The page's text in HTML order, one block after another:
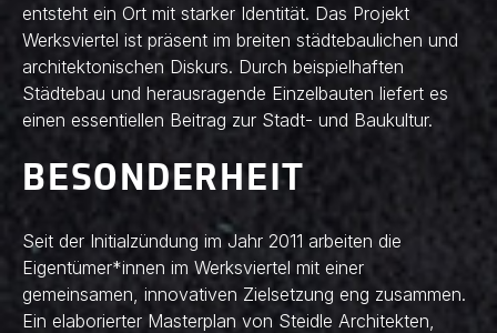
entsteht ein Ort mit starker Identität. Das Projekt
Werksviertel ist präsent im breiten städtebaulichen und
architektonischen Diskurs. Durch beispielhaften
Städtebau und herausragende Einzelbauten liefert es
einen essentiellen Beitrag zur Stadt- und Baukultur.
BESONDERHEIT
Seit der Initialzündung im Jahr 2011 arbeiten die
Eigentümer*innen im Werksviertel mit einer
gemeinsamen, innovativen Zielsetzung eng zusammen.
Ein elaborierter Masterplan von Steidle Architekten,